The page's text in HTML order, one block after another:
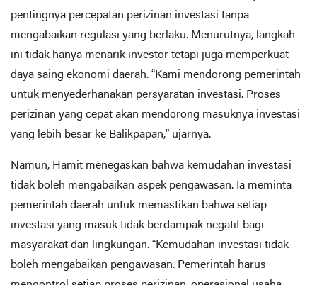
pentingnya percepatan perizinan investasi tanpa
mengabaikan regulasi yang berlaku. Menurutnya, langkah
ini tidak hanya menarik investor tetapi juga memperkuat
daya saing ekonomi daerah. “Kami mendorong pemerintah
untuk menyederhanakan persyaratan investasi. Proses
perizinan yang cepat akan mendorong masuknya investasi
yang lebih besar ke Balikpapan,” ujarnya.
Namun, Hamit menegaskan bahwa kemudahan investasi
tidak boleh mengabaikan aspek pengawasan. Ia meminta
pemerintah daerah untuk memastikan bahwa setiap
investasi yang masuk tidak berdampak negatif bagi
masyarakat dan lingkungan. “Kemudahan investasi tidak
boleh mengabaikan pengawasan. Pemerintah harus